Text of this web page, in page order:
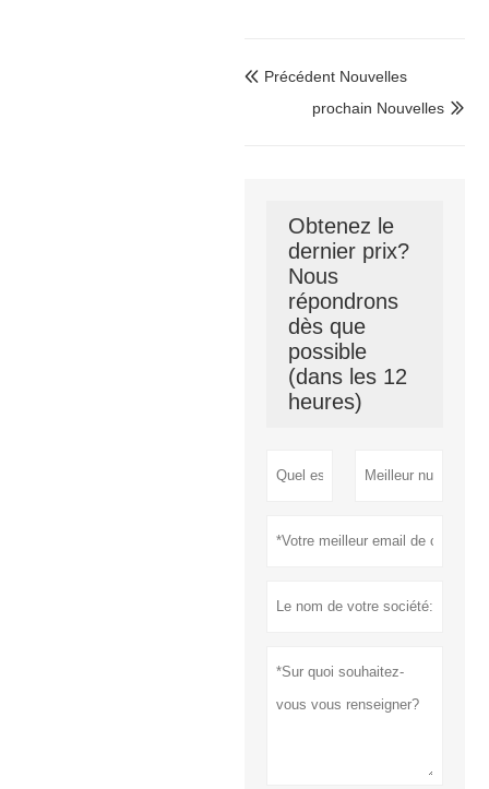
 Précédent Nouvelles

prochain Nouvelles
Obtenez le
dernier prix?
Nous
répondrons
dès que
possible
(dans les 12
heures)